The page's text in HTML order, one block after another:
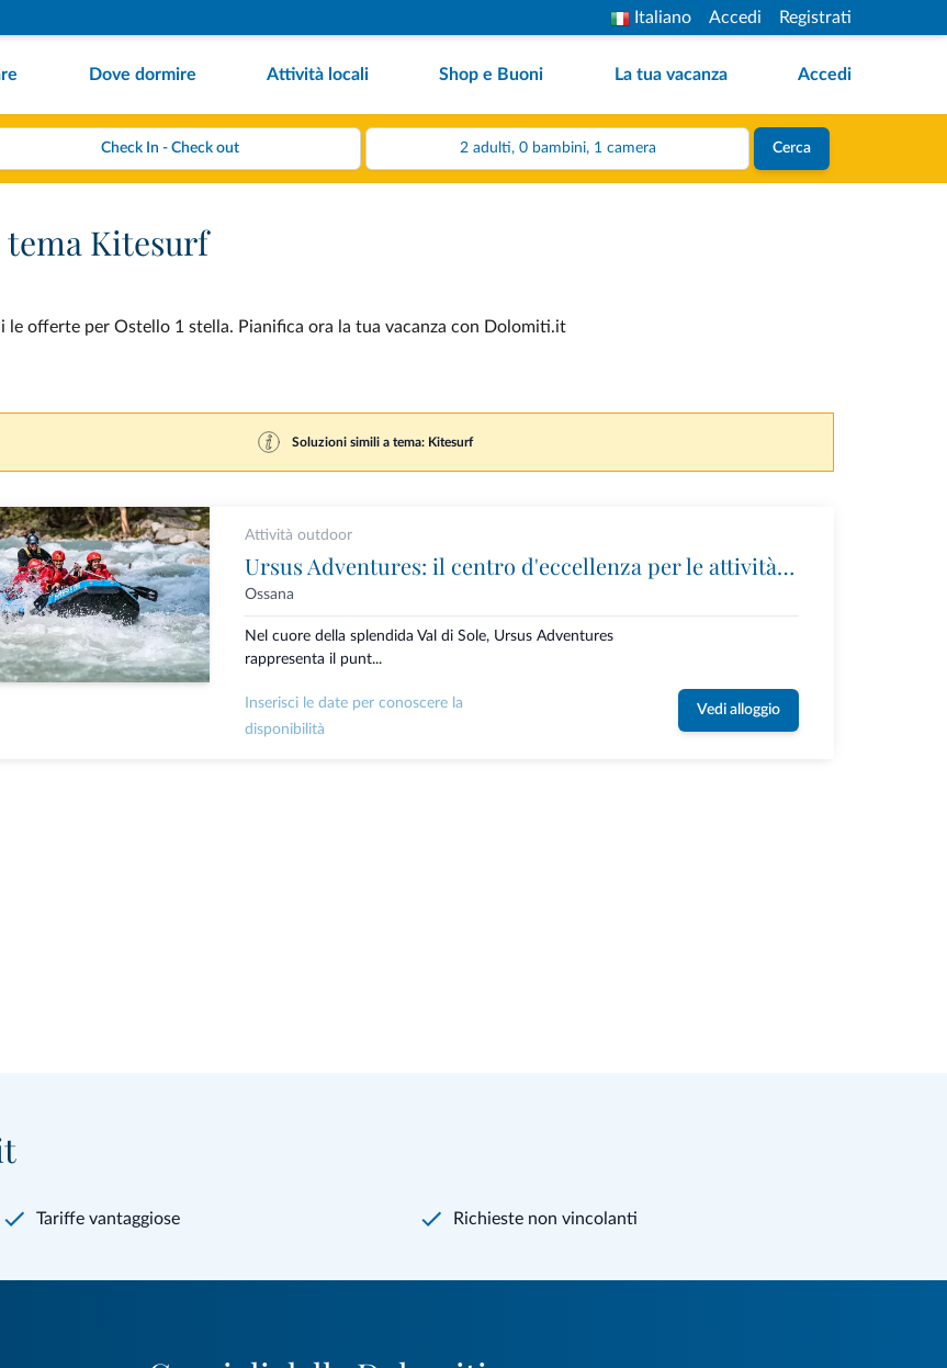
Italiano Accedi Registrati
Dove dormire Attività locali Shop e Buoni La tua vacanza Accedi
2 adulti, 0 bambini, 1 camera Cerca
tema Kitesurf
offerte per Ostello 1 stella. Pianifica ora la tua vacanza con Dolomiti.it
Soluzioni simili a tema: Kitesurf
Attività outdoor
Ursus Adventures: il centro d'eccellenza per le attività outdoor premium in Trentino
Ossana
Nel cuore della splendida Val di Sole, Ursus Adventures
rappresenta il punt...
Inserisci le date per conoscere la
disponibilità
Vedi alloggio
Tariffe vantaggiose Richieste non vincolanti